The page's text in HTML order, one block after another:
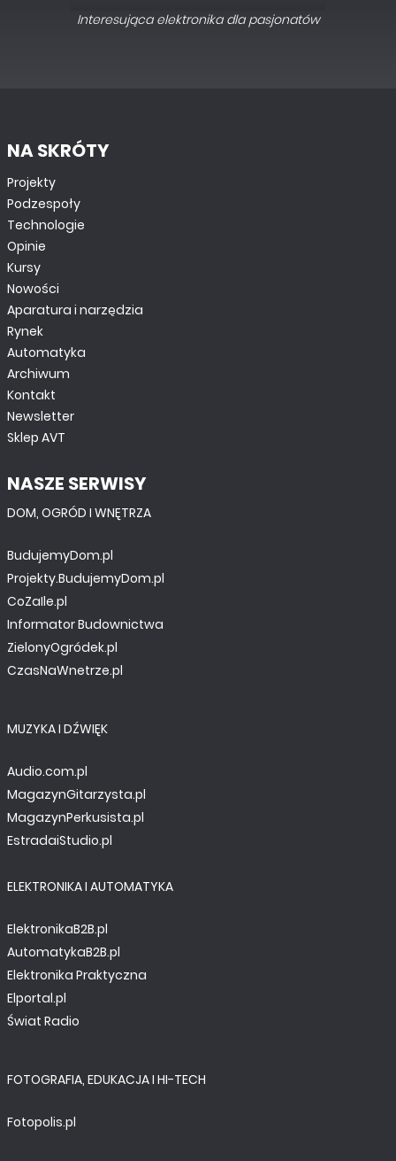
Interesująca elektronika dla pasjonatów
NA SKRÓTY
Projekty
Podzespoły
Technologie
Opinie
Kursy
Nowości
Aparatura i narzędzia
Rynek
Automatyka
Archiwum
Kontakt
Newsletter
Sklep AVT
NASZE SERWISY
DOM, OGRÓD I WNĘTRZA
BudujemyDom.pl
Projekty.BudujemyDom.pl
CoZaIle.pl
Informator Budownictwa
ZielonyOgródek.pl
CzasNaWnetrze.pl
MUZYKA I DŹWIĘK
Audio.com.pl
MagazynGitarzysta.pl
MagazynPerkusista.pl
EstradaiStudio.pl
ELEKTRONIKA I AUTOMATYKA
ElektronikaB2B.pl
AutomatykaB2B.pl
Elektronika Praktyczna
Elportal.pl
Świat Radio
FOTOGRAFIA, EDUKACJA I HI-TECH
Fotopolis.pl